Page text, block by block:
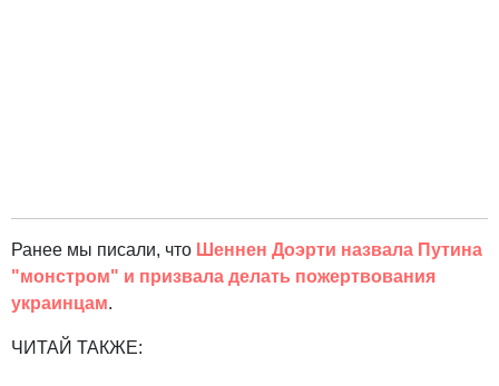
Ранее мы писали, что Шеннен Доэрти назвала Путина
"монстром" и призвала делать пожертвования
украинцам.
ЧИТАЙ ТАКЖЕ: